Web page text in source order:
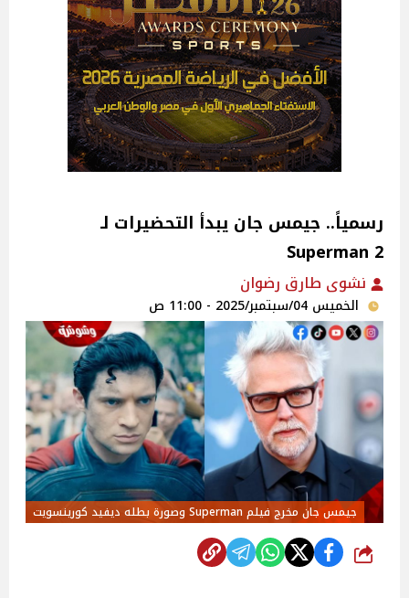
رسمياً.. جيمس جان يبدأ التحضيرات لـ
Superman 2
نشوى طارق رضوان
الخميس 04/سبتمبر/2025 - 11:00 ص
جيمس جان مخرج فيلم Superman وصورة بطله ديفيد كورينسويت
شارك